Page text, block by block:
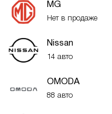
MG
Нет в продаже
Nissan
14 авто
OMODA
88 авто